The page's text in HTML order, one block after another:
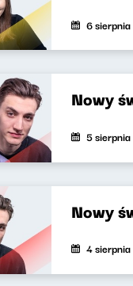
6
Nowy
5
Nowy
4